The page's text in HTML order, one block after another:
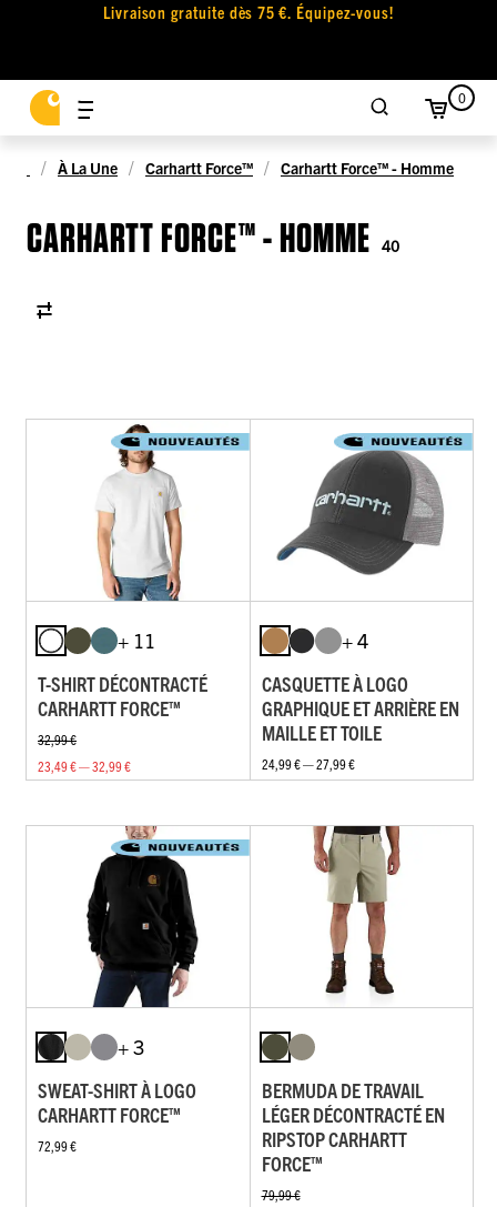
Livraison gratuite dès 75 €. Équipez-vous!
0
À La Une Carhartt Force™ Carhartt Force™ - Homme
CARHARTT FORCE™ - HOMME 40
+ 11
T-SHIRT DÉCONTRACTÉ
CARHARTT FORCE™
32,99 €
23,49 € — 32,99 €
+ 4
CASQUETTE À LOGO
GRAPHIQUE ET ARRIÈRE EN
MAILLE ET TOILE
24,99 € — 27,99 €
+ 3
SWEAT-SHIRT À LOGO
CARHARTT FORCE™
72,99 €
BERMUDA DE TRAVAIL
LÉGER DÉCONTRACTÉ EN
RIPSTOP CARHARTT
FORCE™
79,99 €